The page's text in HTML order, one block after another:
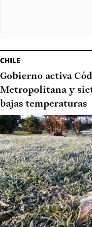
CHILE
Gobierno activa
Metropolitana y
bajas temperaturas